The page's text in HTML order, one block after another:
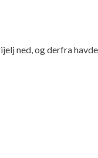
ned, og derfra